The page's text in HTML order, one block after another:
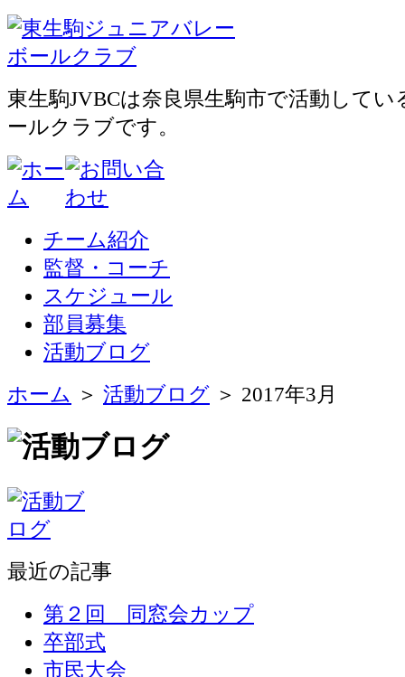
東生駒JVBCは奈良県生駒市で活動して
ールクラブです。
チーム紹介
監督・コーチ
スケジュール
部員募集
活動ブログ
ホーム ＞ 活動ブログ ＞ 2017年3月
最近の記事
第２回 同窓会カップ
卒部式
市民大会